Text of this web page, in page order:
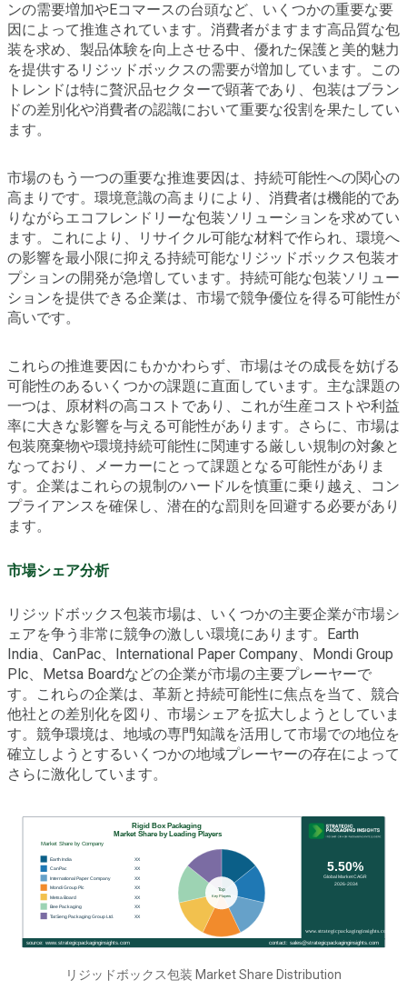
ンの需要増加やEコマースの台頭など、いくつかの重要な要
因によって推進されています。消費者がますます高品質な包
装を求め、製品体験を向上させる中、優れた保護と美的魅力
を提供するリジッドボックスの需要が増加しています。この
トレンドは特に贅沢品セクターで顕著であり、包装はブラン
ドの差別化や消費者の認識において重要な役割を果たしてい
ます。
市場のもう一つの重要な推進要因は、持続可能性への関心の
高まりです。環境意識の高まりにより、消費者は機能的であ
りながらエコフレンドリーな包装ソリューションを求めてい
ます。これにより、リサイクル可能な材料で作られ、環境へ
の影響を最小限に抑える持続可能なリジッドボックス包装オ
プションの開発が急増しています。持続可能な包装ソリュー
ションを提供できる企業は、市場で競争優位を得る可能性が
高いです。
これらの推進要因にもかかわらず、市場はその成長を妨げる
可能性のあるいくつかの課題に直面しています。主な課題の
一つは、原材料の高コストであり、これが生産コストや利益
率に大きな影響を与える可能性があります。さらに、市場は
包装廃棄物や環境持続可能性に関連する厳しい規制の対象と
なっており、メーカーにとって課題となる可能性がありま
す。企業はこれらの規制のハードルを慎重に乗り越え、コン
プライアンスを確保し、潜在的な罰則を回避する必要があり
ます。
市場シェア分析
リジッドボックス包装市場は、いくつかの主要企業が市場シ
ェアを争う非常に競争の激しい環境にあります。Earth
India、CanPac、International Paper Company、Mondi Group
Plc、Metsa Boardなどの企業が市場の主要プレーヤーで
す。これらの企業は、革新と持続可能性に焦点を当て、競合
他社との差別化を図り、市場シェアを拡大しようとしていま
す。競争環境は、地域の専門知識を活用して市場での地位を
確立しようとするいくつかの地域プレーヤーの存在によって
さらに激化しています。
リジッドボックス包装 Market Share Distribution